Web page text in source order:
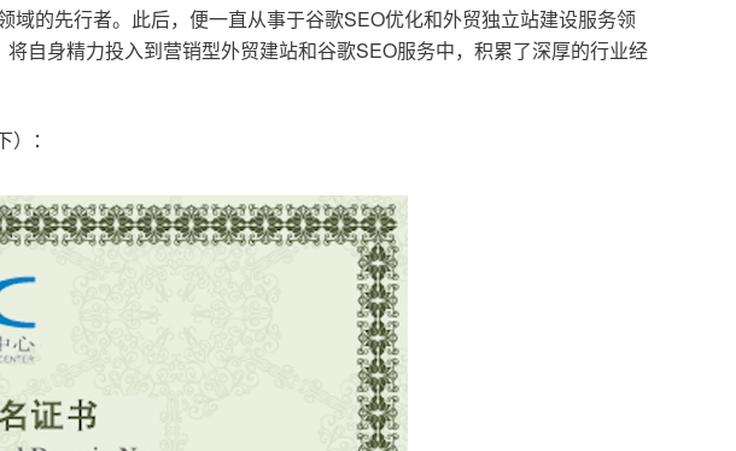
的先行者。此后，便一直从事于谷歌SEO优化和外贸独立站建设服务领
自身精力投入到营销型外贸建站和谷歌SEO服务中，积累了深厚的行业经
：